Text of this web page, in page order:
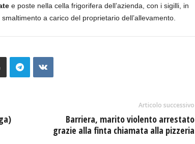
e poste nella cella frigorifera dell’azienda, con i sigilli, in
a carico del proprietario dell’allevamento.
Articolo successivo
Barriera, marito violento arrestato
grazie alla finta chiamata alla pizzeria